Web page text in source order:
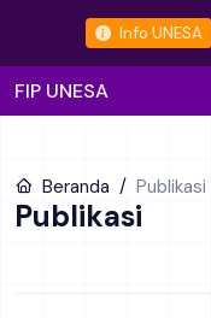
Info UNESA
FIP UNESA
Beranda Publikasi
Publikasi